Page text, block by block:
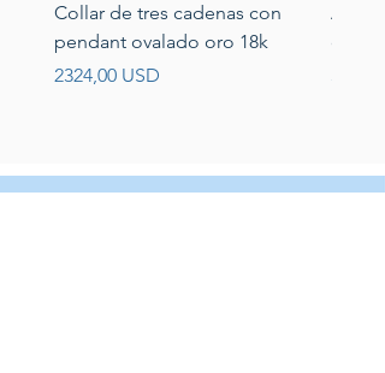
Collar de tres cadenas con
pendant ovalado oro 18k
Prezzo
2324,00 USD